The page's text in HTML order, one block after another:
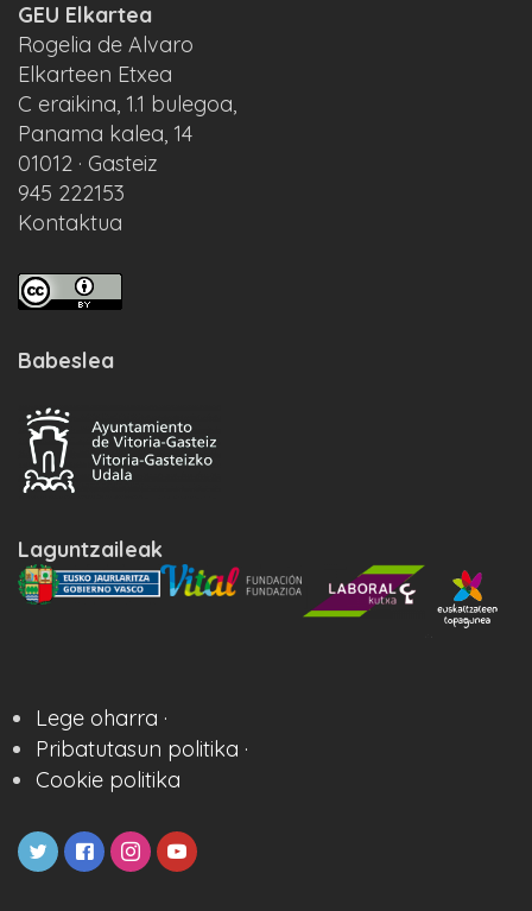
GEU Elkartea
Rogelia de Alvaro
Elkarteen Etxea
C eraikina, 1.1 bulegoa,
Panama kalea, 14
01012 · Gasteiz
945 222153
Kontaktua
Babeslea
Laguntzaileak
Lege oharra ·
Pribatutasun politika ·
Cookie politika